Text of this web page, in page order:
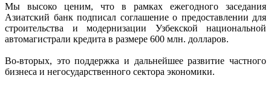
Мы высоко ценим, что в рамках ежегодного заседания
Азиатский банк подписал соглашение о предоставлении для
строительства и модернизации Узбекской национальной
автомагистрали кредита в размере 600 млн. долларов.
Во-вторых, это поддержка и дальнейшее развитие частного
бизнеса и негосударственного сектора экономики.